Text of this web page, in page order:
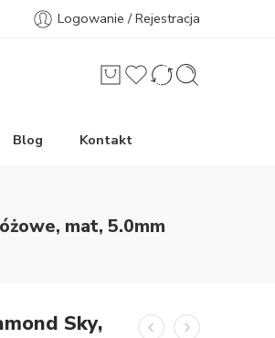
Logowanie / Rejestracja
Blog Kontakt
mat, 5.0mm
Sky,